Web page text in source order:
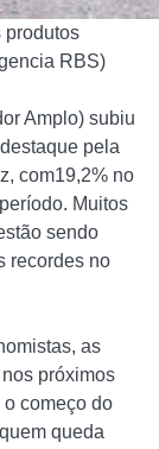
produtos
RBS)
Amplo) subiu
pela
com19,2% no
Muitos
sendo
recordes no
as
próximos
começo do
queda